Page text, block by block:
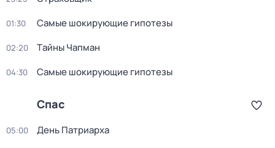
01:30 Самые шoкиpующие гипотезы
02:20 Тaйны Чапман
04:30 Самые шoкиpующие гипотезы
Спас
05:00 День Патриарха